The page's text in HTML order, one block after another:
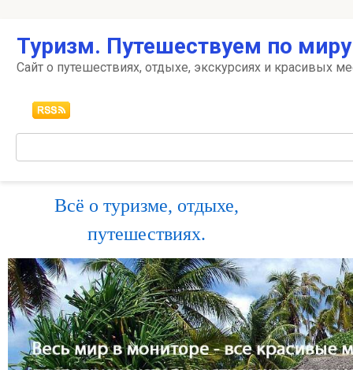
контенту
Туризм. Путешествуем по
Сайт о путешествиях, отдыхе, экскурсиях и красивых
Всё о туризме, отдыхе,
путешествиях.